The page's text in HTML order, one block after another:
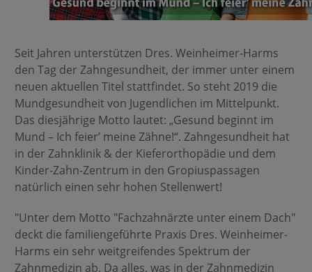
Seit Jahren unterstützen Dres. Weinheimer-Harms
den Tag der Zahngesundheit, der immer unter einem
neuen aktuellen Titel stattfindet. So steht 2019 die
Mundgesundheit von Jugendlichen im Mittelpunkt.
Das diesjährige Motto lautet: „Gesund beginnt im
Mund – Ich feier’ meine Zähne!“. Zahngesundheit hat
in der Zahnklinik & der Kieferorthopädie und dem
Kinder-Zahn-Zentrum in den Gropius­passagen
natürlich einen sehr hohen Stellenwert!
"Unter dem Motto "Fachzahnärzte unter einem Dach"
deckt die familiengeführte Praxis Dres. Weinheimer-
Harms ein sehr weitgreifendes Spektrum der
Zahnmedizin ab. Da alles, was in der Zahnmedizin